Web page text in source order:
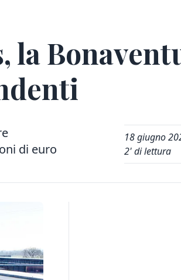
la
di euro
18 giugno
2' di lettura